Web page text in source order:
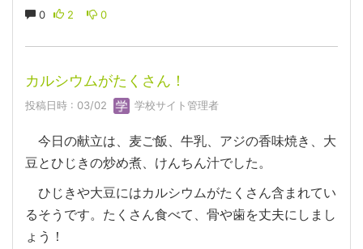
0 2 0
カルシウムがたくさん！
投稿日時 : 03/02 学校サイト管理者
今日の献立は、麦ご飯、牛乳、アジの香味焼き、大
豆とひじきの炒め煮、けんちん汁でした。
ひじきや大豆にはカルシウムがたくさん含まれてい
るそうです。たくさん食べて、骨や歯を丈夫にしまし
ょう！